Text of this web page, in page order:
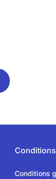
Conditions